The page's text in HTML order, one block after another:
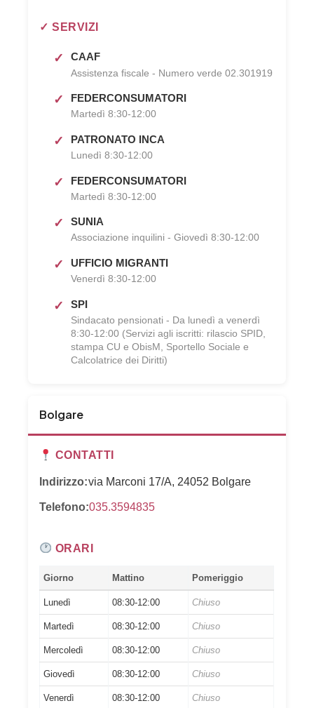
✓ SERVIZI
CAAF
Assistenza fiscale - Numero verde 02.301919
FEDERCONSUMATORI
Martedì 8:30-12:00
PATRONATO INCA
Lunedì 8:30-12:00
FEDERCONSUMATORI
Martedì 8:30-12:00
SUNIA
Associazione inquilini - Giovedì 8:30-12:00
UFFICIO MIGRANTI
Venerdì 8:30-12:00
SPI
Sindacato pensionati - Da lunedì a venerdì
8:30-12:00 (Servizi agli iscritti: rilascio SPID,
stampa CU e ObisM, Sportello Sociale e
Calcolatrice dei Diritti)
Bolgare
CONTATTI
Indirizzo:via Marconi 17/A, 24052 Bolgare
Telefono:035.3594835
ORARI
Giorno Mattino Pomeriggio
Lunedì 08:30-12:00 Chiuso
Martedì 08:30-12:00 Chiuso
Mercoledì 08:30-12:00 Chiuso
Giovedì 08:30-12:00 Chiuso
Venerdì 08:30-12:00 Chiuso